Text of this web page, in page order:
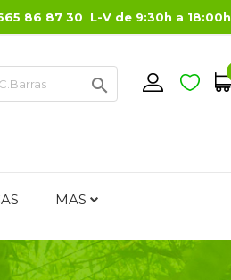
86 87 30 L-V de 9:30h a 18:00h

MAS